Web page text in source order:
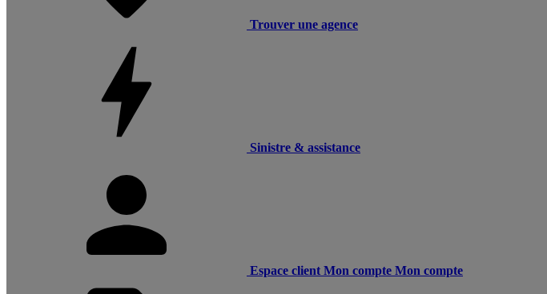
Trouver une agence
Sinistre & assistance
Espace client Mon compte Mon compte